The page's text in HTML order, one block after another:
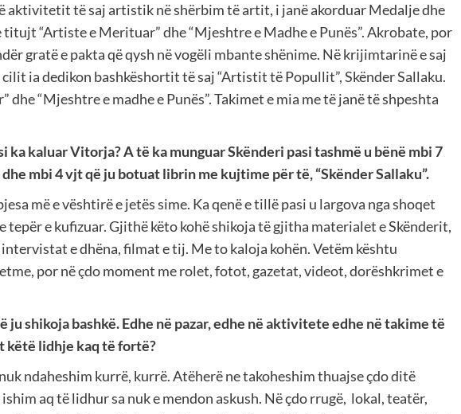
aktivitetit të saj artistik në shërbim të artit, i janë akorduar Medalje dhe
“Artiste e Merituar” dhe “Mjeshtre e Madhe e Punës”. Akrobate, por
gratë e pakta që qysh në vogëli mbante shënime. Në krijimtarinë e saj
ia dedikon bashkëshortit të saj “Artistit të Popullit”, Skënder Sallaku.
“Mjeshtre e madhe e Punës”. Takimet e mia me të janë të shpeshta
ka kaluar Vitorja? A të ka munguar Skënderi pasi tashmë u bënë mbi 7
mbi 4 vjt që ju botuat librin me kujtime për të, “Skënder Sallaku”.
më e vështirë e jetës sime. Ka qenë e tillë pasi u largova nga shoqet
tepër e kufizuar. Gjithë këto kohë shikoja të gjitha materialet e Skënderit,
e dhëna, filmat e tij. Me to kaloja kohën. Vetëm kështu
por në çdo moment me rolet, fotot, gazetat, videot, dorëshkrimet e
ju shikoja bashkë. Edhe në pazar, edhe në aktivitete edhe në takime të
këtë lidhje kaq të fortë?
ndaheshim kurrë, kurrë. Atëherë ne takoheshim thuajse çdo ditë
aq të lidhur sa nuk e mendon askush. Në çdo rrugë, lokal, teatër,